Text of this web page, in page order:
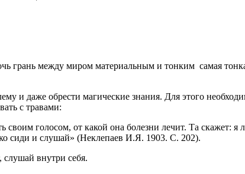
грань между миром материальным и тонким самая
и даже обрести магические знания. Для этого
с травами:
своим голосом, от какой она болезни лечит. Та
сиди и слушай» (Неклепаев И.Я. 1903. С. 202).
внутри себя.